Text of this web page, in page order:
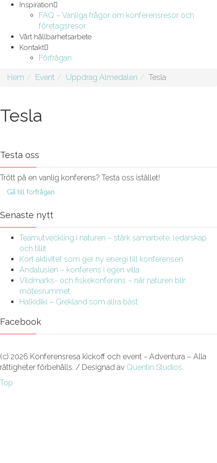
Inspiration
FAQ – Vanliga frågor om konferensresor och
företagsresor
Vårt hållbarhetsarbete
Kontakt
Förfrågan
Hem Event Uppdrag Almedalen Tesla
Tesla
Testa oss
Trött på en vanlig konferens? Testa oss istället!
Gå till förfrågan
Senaste nytt
Teamutveckling i naturen – stärk samarbete, ledarskap
och tillit
Kort aktivitet som ger ny energi till konferensen
Andalusien – konferens i egen villa
Vildmarks- och fiskekonferens – när naturen blir
mötesrummet
Halkidiki – Grekland som allra bäst
Facebook
(c) 2026 Konferensresa kickoff och event - Adventura – Alla
rättigheter förbehålls. / Designad av Quentin Studios
Top